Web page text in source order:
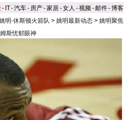
- IT-汽车- 房产-家居-女人 -视频-邮件-博客
明-休斯顿火箭队 > 姚明最新动态 > 姚明聚焦
斯忧郁眼神